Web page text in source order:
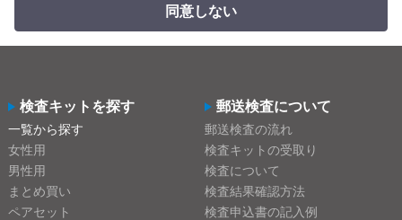
同意しない
検査キットを探す
一覧から探す
女性用
男性用
まとめ買い
ペアセット
郵送検査について
郵送検査の流れ
検査キットの受取り
検査について
検査結果確認方法
検査申込書の記入例